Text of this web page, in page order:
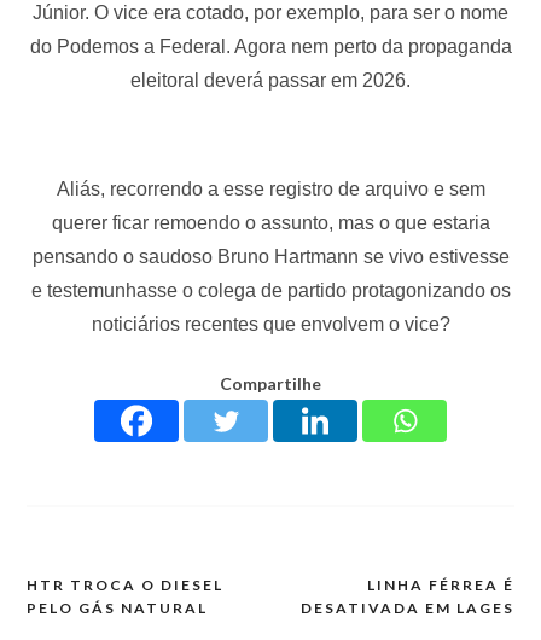
Júnior. O vice era cotado, por exemplo, para ser o nome
do Podemos a Federal. Agora nem perto da propaganda
eleitoral deverá passar em 2026.
Aliás, recorrendo a esse registro de arquivo e sem
querer ficar remoendo o assunto, mas o que estaria
pensando o saudoso Bruno Hartmann se vivo estivesse
e testemunhasse o colega de partido protagonizando os
noticiários recentes que envolvem o vice?
Compartilhe
HTR TROCA O DIESEL
PELO GÁS NATURAL
LINHA FÉRREA É
DESATIVADA EM LAGES